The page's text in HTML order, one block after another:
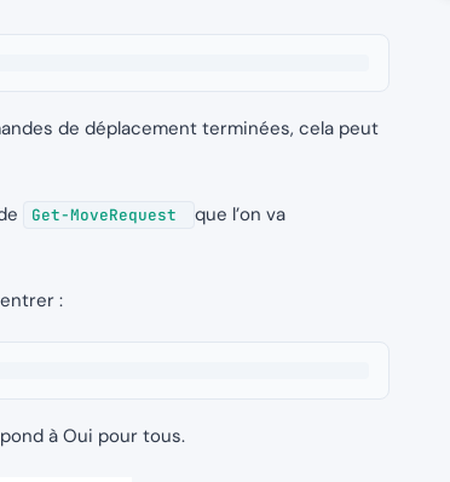
de déplacement terminées, cela peut
Get-MoveRequest
que l’on va
:
à Oui pour tous.